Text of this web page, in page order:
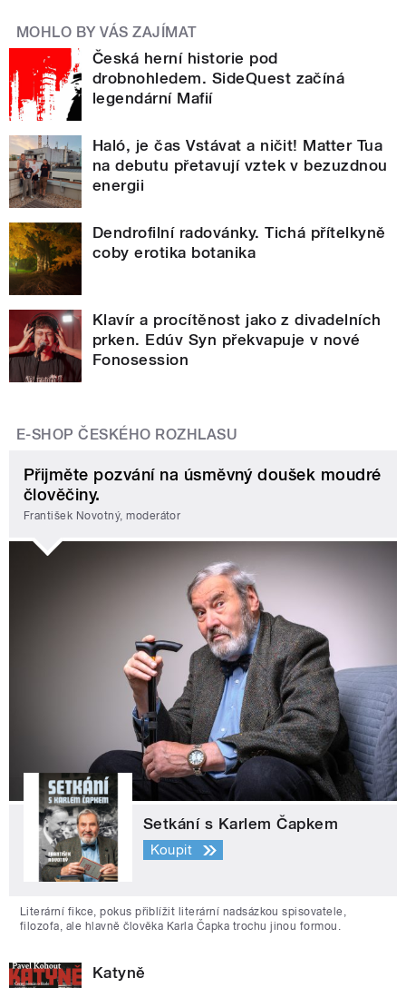
MOHLO BY VÁS ZAJÍMAT
Česká herní historie pod
drobnohledem. SideQuest začíná
legendární Mafií
Haló, je čas Vstávat a ničit! Matter Tua
na debutu přetavují vztek v bezuzdnou
energii
Dendrofilní radovánky. Tichá přítelkyně
coby erotika botanika
Klavír a procítěnost jako z divadelních
prken. Edúv Syn překvapuje v nové
Fonosession
E-SHOP ČESKÉHO ROZHLASU
Přijměte pozvání na úsměvný doušek moudré
člověčiny.
František Novotný, moderátor
Setkání s Karlem Čapkem
Koupit
Literární fikce, pokus přiblížit literární nadsázkou spisovatele,
filozofa, ale hlavně člověka Karla Čapka trochu jinou formou.
Katyně